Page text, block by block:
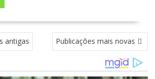
antigas Publicações mais novas